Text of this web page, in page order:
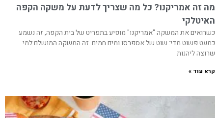
מה זה אמריקנו? כל מה שצריך לדעת על משקה הקפה
האיטלקי
כשרואים את המשקה "אמריקנו" מופיע בתפריט של בית הקפה, זה נשמע
כמעט פשוט מדי: שוט של אספרסו ומים חמים. זה המשקה המושלם למי
שרוצה ליהנות
קרא עוד »